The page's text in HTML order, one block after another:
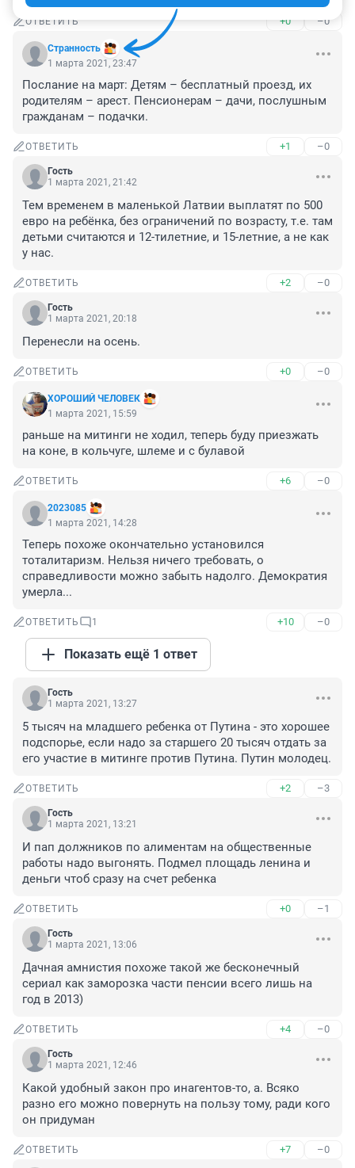
ОТВЕТИТЬ +0 –0
Странность
1 марта 2021, 23:47
Послание на март: Детям – бесплатный проезд, их
родителям – арест. Пенсионерам – дачи, послушным
гражданам – подачки.
ОТВЕТИТЬ +1 –0
Гость
1 марта 2021, 21:42
Тем временем в маленькой Латвии выплатят по 500
евро на ребёнка, без ограничений по возрасту, т.е. там
детьми считаются и 12-тилетние, и 15-летние, а не как
у нас.
ОТВЕТИТЬ +2 –0
Гость
1 марта 2021, 20:18
Перенесли на осень.
ОТВЕТИТЬ +0 –0
ХОРОШИЙ ЧЕЛОВЕК
1 марта 2021, 15:59
раньше на митинги не ходил, теперь буду приезжать
на коне, в кольчуге, шлеме и с булавой
ОТВЕТИТЬ +6 –0
2023085
1 марта 2021, 14:28
Теперь похоже окончательно установился
тоталитаризм. Нельзя ничего требовать, о
справедливости можно забыть надолго. Демократия
умерла...
ОТВЕТИТЬ 1 +10 –0
Показать ещё 1 ответ
Гость
1 марта 2021, 13:27
5 тысяч на младшего ребенка от Путина - это хорошее
подспорье, если надо за старшего 20 тысяч отдать за
его участие в митинге против Путина. Путин молодец.
ОТВЕТИТЬ +2 –3
Гость
1 марта 2021, 13:21
И пап должников по алиментам на общественные
работы надо выгонять. Подмел площадь ленина и
деньги чтоб сразу на счет ребенка
ОТВЕТИТЬ +0 –1
Гость
1 марта 2021, 13:06
Дачная амнистия похоже такой же бесконечный
сериал как заморозка части пенсии всего лишь на
год в 2013)
ОТВЕТИТЬ +4 –0
Гость
1 марта 2021, 12:46
Какой удобный закон про инагентов-то, а. Всяко
разно его можно повернуть на пользу тому, ради кого
он придуман
ОТВЕТИТЬ +7 –0